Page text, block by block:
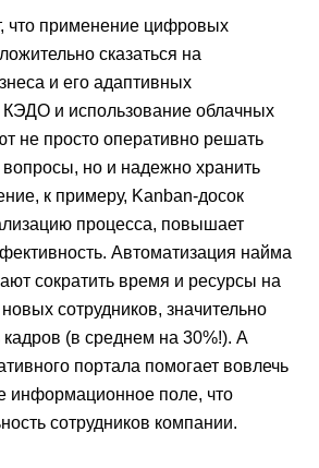
что применение цифровых
сказаться на
и его адаптивных
КЭДО и использование облачных
не просто оперативно решать
но и надежно хранить
к примеру, Kanban-досок
процесса, повышает
Автоматизация найма
сократить время и ресурсы на
сотрудников, значительно
кадров (в среднем на 30%!). А
портала помогает вовлечь
информационное поле, что
сотрудников компании.